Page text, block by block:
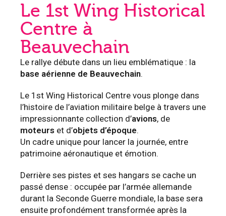
Le 1st Wing Historical
Centre à
Beauvechain
Le rallye débute dans un lieu emblématique : la
base aérienne de Beauvechain.
Le 1st Wing Historical Centre vous plonge dans
l’histoire de l’aviation militaire belge à travers une
impressionnante collection d’avions, de
moteurs et d’objets d’époque.
Un cadre unique pour lancer la journée, entre
patrimoine aéronautique et émotion.
Derrière ses pistes et ses hangars se cache un
passé dense : occupée par l’armée allemande
durant la Seconde Guerre mondiale, la base sera
ensuite profondément transformée après la